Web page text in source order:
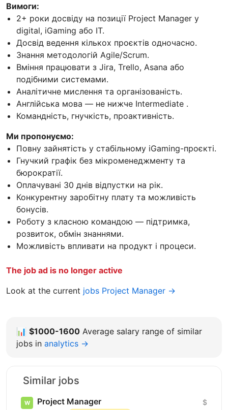
Вимоги:
2+ роки досвіду на позиції Project Manager у
digital, iGaming або IT.
Досвід ведення кількох проєктів одночасно.
Знання методологій Agile/Scrum.
Вміння працювати з Jira, Trello, Asana або
подібними системами.
Аналітичне мислення та організованість.
Англійська мова — не нижче Іntermediate .
Командність, гнучкість, проактивність.
Ми пропонуємо:
Повну зайнятість у стабільному iGaming-проєкті.
Гнучкий графік без мікроменеджменту та
бюрократії.
Оплачувані 30 днів відпустки на рік.
Конкурентну заробітну плату та можливість
бонусів.
Роботу з класною командою — підтримка,
розвиток, обмін знаннями.
Можливість впливати на продукт і процеси.
The job ad is no longer active
Look at the current jobs Project Manager →
📊 $1000-1600 Average salary range of similar
jobs in analytics →
Similar jobs
Project Manager $